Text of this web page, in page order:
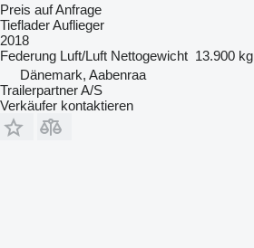
Preis auf Anfrage
Tieflader Auflieger
2018
Federung Luft/Luft Nettogewicht 13.900 kg
Dänemark, Aabenraa
Trailerpartner A/S
Verkäufer kontaktieren